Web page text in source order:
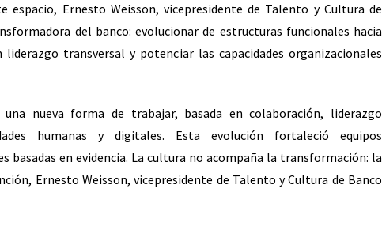
Ernesto Weisson, vicepresidente de Talento y Cultura de
del banco: evolucionar de estructuras funcionales hacia
transversal y potenciar las capacidades organizacionales
nueva forma de trabajar, basada en colaboración, liderazgo
humanas y digitales. Esta evolución fortaleció equipos
basadas en evidencia. La cultura no acompaña la transformación: la
Ernesto Weisson, vicepresidente de Talento y Cultura de Banco